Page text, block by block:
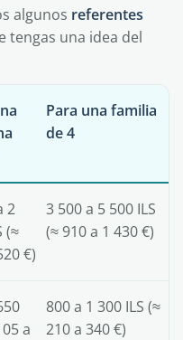
algunos referentes
tengas una idea del
Para una familia
de 4
2
(≈
€)
3 500 a 5 500 ILS
(≈ 910 a 1 430 €)
a
800 a 1 300 ILS (≈
210 a 340 €)